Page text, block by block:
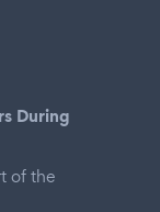
During
of the